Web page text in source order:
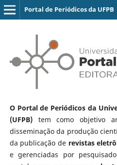
Portal de Periódicos da UFPB
O Portal de Periódicos da
(UFPB)tem como objetivo
disseminação da produção
da publicação de revistas
e gerenciadas por